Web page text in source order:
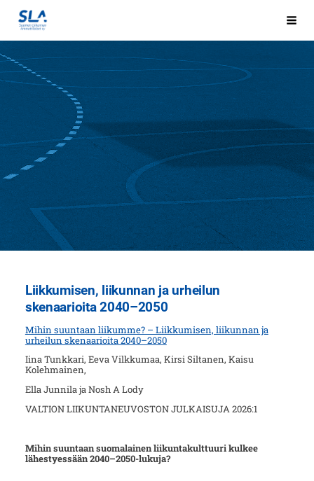
Siirry
sivun
sisältöön
Sivuston etusivulle
Liikkumisen, liikunnan ja urheilun
skenaarioita 2040–2050
Mihin suuntaan liikumme? – Liikkumisen, liikunnan ja
urheilun skenaarioita 2040–2050
Iina Tunkkari, Eeva Vilkkumaa, Kirsi Siltanen, Kaisu
Kolehmainen,
Ella Junnila ja Nosh A Lody
VALTION LIIKUNTANEUVOSTON JULKAISUJA 2026:1
Mihin suuntaan suomalainen liikuntakulttuuri kulkee
lähestyessään 2040–2050-lukuja?